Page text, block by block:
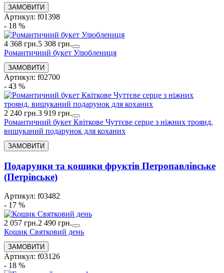
Артикул: f01398
- 18 %
4 368 грн.5 308 грн.
Романтичний букет Улюблениця
Артикул: f02700
- 43 %
2 240 грн.3 919 грн.
Романтичний букет Квіткове Чуттєве серце з ніжних троянд,
вишуканий подарунок для коханих
Подарунки та кошики фруктів Петропавлівське
(Петрівське)
Артикул: f03482
- 17 %
2 057 грн.2 490 грн.
Кошик Святковий день
Артикул: f03126
- 18 %